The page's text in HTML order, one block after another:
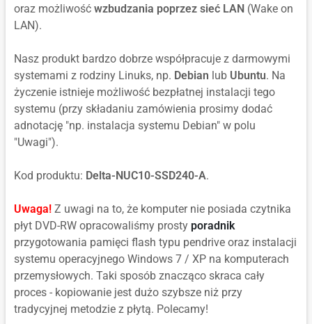
oraz możliwość wzbudzania poprzez sieć LAN (Wake on
LAN).
Nasz produkt bardzo dobrze współpracuje z darmowymi
systemami z rodziny Linuks, np. Debian lub Ubuntu. Na
życzenie istnieje możliwość bezpłatnej instalacji tego
systemu (przy składaniu zamówienia prosimy dodać
adnotację "np. instalacja systemu Debian" w polu
"Uwagi").
Kod produktu: Delta-NUC10-SSD240-A.
Uwaga! Z uwagi na to, że komputer nie posiada czytnika
płyt DVD-RW opracowaliśmy prosty poradnik
przygotowania pamięci flash typu pendrive oraz instalacji
systemu operacyjnego Windows 7 / XP na komputerach
przemysłowych. Taki sposób znacząco skraca cały
proces - kopiowanie jest dużo szybsze niż przy
tradycyjnej metodzie z płytą. Polecamy!